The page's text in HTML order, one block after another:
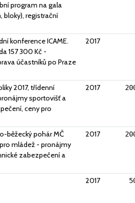
program na gala
bloky), registrační
konference ICAME.
157 300 Kč -
účastníků po Praze
2017
2017, třídenní
sportovišť a
ceny pro
2017
běžecký pohár MČ
pro mládež - pronájmy
zabezpečení a
2017
2017